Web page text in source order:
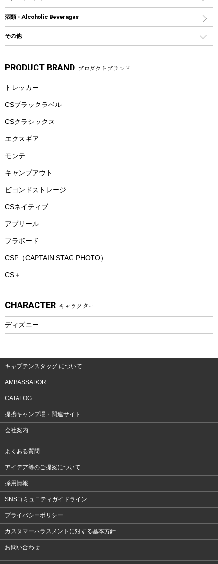
ガイドロープ
ツール
バーベキューツール
ナイフ
カトラリー
マグカップ、カップ
ステンレスボトル
フードボトル
トレー
ランチョンマット
ランチボックス
トートバッグ、サコッシュ
ショッピングキャリー
その他アウトドア雑貨
スプレー関係
ツール、他
カヤック
パドル
ヘルメット
エアーポンプ
アクセサリー
スポーツサイクル
シティサイクル
自転車ウェア
マリン
ラッシュガード
パラソル
フローティングベスト
ヘルメット
エアーポンプ
ビーチテント
ウィンター
スノーシュー
防寒ウェア
トレッキング
トレッキングアクセサリー
プレイグッズ
ウェルネス
ウェア、タオル
ウェア
酒類・Alcoholic Beverages
その他
湯たんぽ
防災用品
PRODUCT BRAND プロダクトブランド
トレッカー
CSブラックラベル
CSクラシックス
エクスギア
モンテ
キャンプアウト
ビヨンドストレージ
CSネイティブ
アプリール
フラボード
CSP（CAPTAIN STAG PHOTO）
CS＋
CHARACTER キャラクター
ディズニー
キャプテンスタッグ について
AMBASSADOR
CATALOG
提携キャンプ場・関連サイト
会社案内
よくある質問
アイデア等のご提案について
採用情報
SNSコミュニティガイドライン
プライバシーポリシー
カスタマーハラスメントに対する基本方針
お問い合わせ